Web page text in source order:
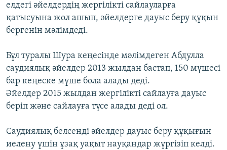
елдегі әйелдердің жергілікті сайлауларға
қатысуына жол ашып, әйелдерге дауыс беру құқын
бергенін мәлімдеді.
Бұл туралы Шура кеңесінде мәлімдеген Абдулла
саудиялық әйелдер 2013 жылдан бастап, 150 мүшесі
бар кеңеске мүше бола алады деді.
Әйелдер 2015 жылдан жергілікті сайлауға дауыс
беріп және сайлауға түсе алады деді ол.
Саудиялық белсенді әйелдер дауыс беру құқығын
иелену үшін ұзақ уақыт науқандар жүргізіп келді.